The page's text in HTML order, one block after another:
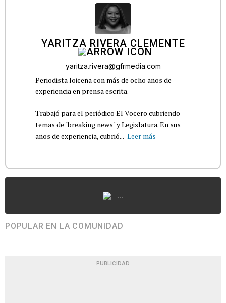
YARITZA RIVERA CLEMENTE
yaritza.rivera@gfrmedia.com
Periodista loiceña con más de ocho años de
experiencia en prensa escrita.
Trabajó para el periódico El Vocero cubriendo
temas de "breaking news" y Legislatura. En sus
años de experiencia, cubrió... Leer más
...
POPULAR EN LA COMUNIDAD
PUBLICIDAD